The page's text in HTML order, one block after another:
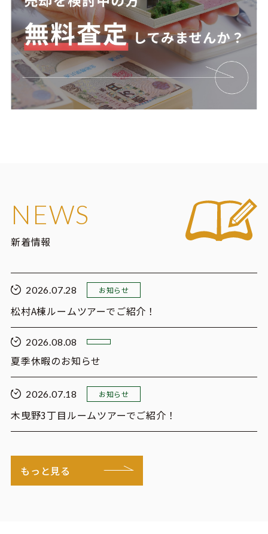
NEWS
新着情報
2026.07.28 お知らせ
松村A棟ルームツアーでご紹介！
2026.08.08
夏季休暇のお知らせ
2026.07.18 お知らせ
木曳野3丁目ルームツアーでご紹介！
もっと見る